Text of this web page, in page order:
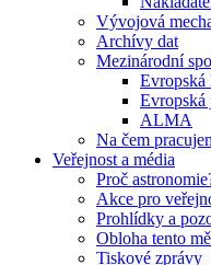
Vývojová
Archívy dat
Mezinárodní
Evropská
Evropská
ALMA
Na čem
Veřejnost a média
Proč
Akce pro
Prohlídky a
Obloha tento
Tiskové zprávy